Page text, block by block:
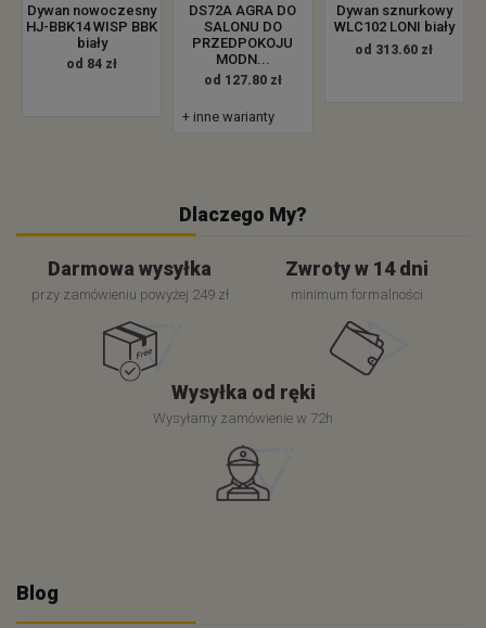
Dywan nowoczesny
HJ-BBK14 WISP BBK
biały
od 84 zł
DS72A AGRA DO
SALONU DO
PRZEDPOKOJU
MODN...
od 127.80 zł
+ inne warianty
Dywan sznurkowy
WLC102 LONI biały
od 313.60 zł
Dlaczego My?
Darmowa wysyłka
przy zamówieniu powyżej 249 zł
Zwroty w 14 dni
minimum formalności
Wysyłka od ręki
Wysyłamy zamówienie w 72h
Blog